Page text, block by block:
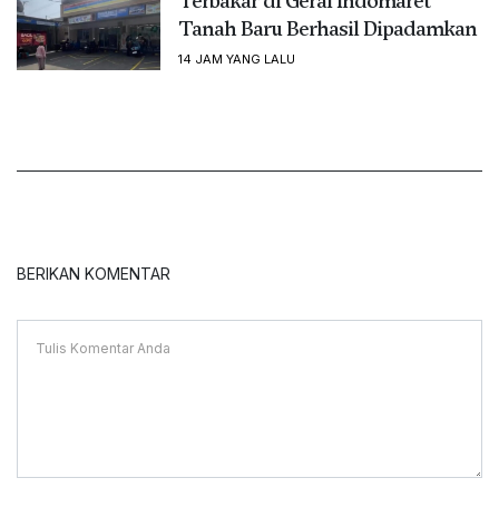
Tanah Baru Berhasil Dipadamkan
14 JAM YANG LALU
BERIKAN KOMENTAR